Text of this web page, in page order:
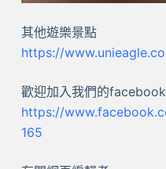
其他遊樂景點
https://
歡迎加入我們的
https://
165